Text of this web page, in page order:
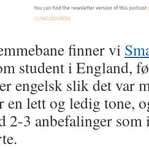
finner vi
student i England,
engelsk slik det var
en lett og ledig tone,
2-3 anbefalinger som